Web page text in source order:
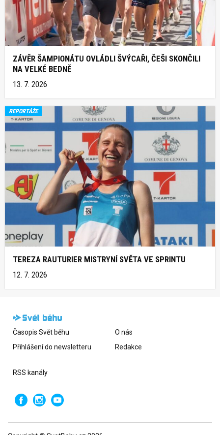
ZÁVĚR ŠAMPIONÁTU OVLÁDLI ŠVÝCAŘI, ČEŠI SKONČILI
NA VELKÉ BEDNĚ
13. 7. 2026
REPORTÁŽE
TEREZA RAUTURIER MISTRYNÍ SVĚTA VE SPRINTU
12. 7. 2026
Časopis Svět běhu
Přihlášení do newsletteru
O nás
Redakce
RSS kanály